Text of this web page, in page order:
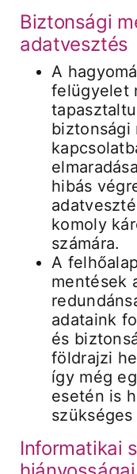
Biztonsági
adatvesztés
A
felügyelet
biztonsági
hibás
komoly
számára.
A
mentések
adataink
és
földrajzi
így még
esetén is
Informatikai